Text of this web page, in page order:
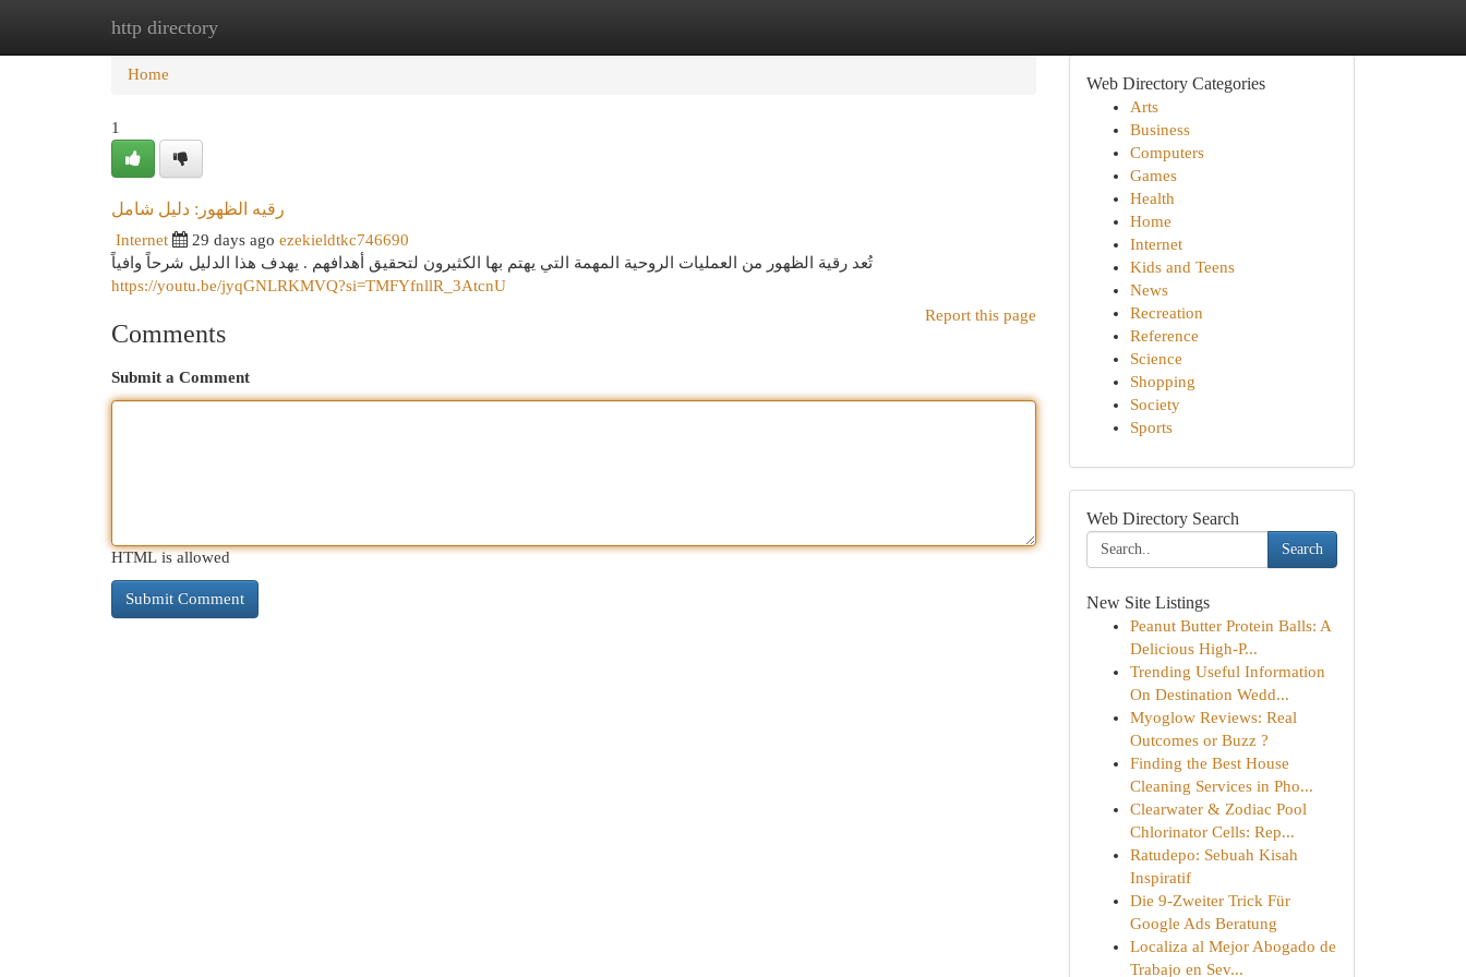
http directory
Home
Home
1
رقيه الظهور: دليل شامل
Internet 29 days ago ezekieldtkc746690
تُعد رقية الظهور من العمليات الروحية المهمة التي يهتم بها الكثيرون لتحقيق أهدافهم . يهدف هذا الدليل شرحاً وافياً
https://youtu.be/jyqGNLRKMVQ?si=TMFYfnllR_3AtcnU
Report this page
Comments
Submit a Comment
HTML is allowed
Web Directory Categories
Arts
Business
Computers
Games
Health
Home
Internet
Kids and Teens
News
Recreation
Reference
Science
Shopping
Society
Sports
Web Directory Search
Search
New Site Listings
Peanut Butter Protein Balls: A
Delicious High-P...
Trending Useful Information
On Destination Wedd...
Myoglow Reviews: Real
Outcomes or Buzz ?
Finding the Best House
Cleaning Services in Pho...
Clearwater & Zodiac Pool
Chlorinator Cells: Rep...
Ratudepo: Sebuah Kisah
Inspiratif
Die 9-Zweiter Trick Für
Google Ads Beratung
Localiza al Mejor Abogado de
Trabajo en Sev...